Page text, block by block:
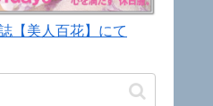
【美人百花】にて